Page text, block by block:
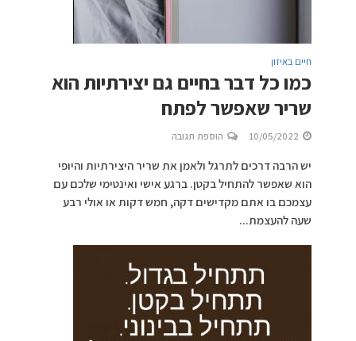
חיים באיזון
כמו כל דבר בחיים גם יצירתיות הוא
שריר שאפשר לפתח
10/05/2022 הוספת תגובה
יש הרבה דרכים לתרגל ולאמן את שריר היצירתיות והיופי
הוא שאפשר להתחיל בקטן. ברגע אישי ואינטימי שלכם עם
עצמכם בו אתם מקדישים דקה, חמש דקות או אולי רבע
שעה להעצמת...